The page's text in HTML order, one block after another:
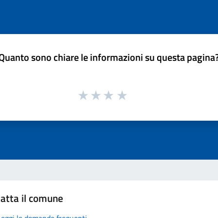
sono chiare le informazioni su questa
il comune